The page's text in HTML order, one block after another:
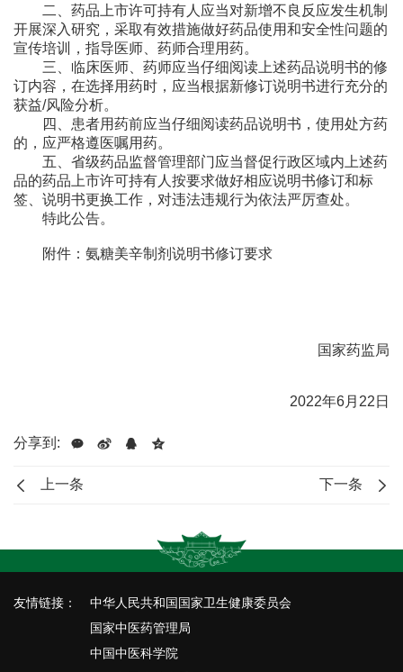
二、药品上市许可持有人应当对新增不良反应发生机制
开展深入研究，采取有效措施做好药品使用和安全性问题的
宣传培训，指导医师、药师合理用药。
三、临床医师、药师应当仔细阅读上述药品说明书的修
订内容，在选择用药时，应当根据新修订说明书进行充分的
获益/风险分析。
四、患者用药前应当仔细阅读药品说明书，使用处方药
的，应严格遵医嘱用药。
五、省级药品监督管理部门应当督促行政区域内上述药
品的药品上市许可持有人按要求做好相应说明书修订和标
签、说明书更换工作，对违法违规行为依法严厉查处。
特此公告。
附件： 氨糖美辛制剂说明书修订要求
国家药监局
2022年6月22日
分享到:
上一条 下一条
友情链接：
中华人民共和国国家卫生健康委员会
国家中医药管理局
中国中医科学院